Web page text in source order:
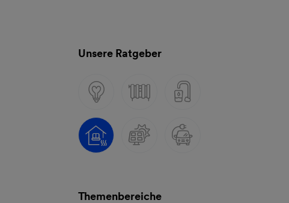
Unsere Ratgeber
Themenbereiche